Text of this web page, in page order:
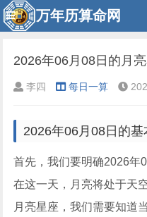
万年历算命网
2026年06月08日的月
李四 每日一算
2026年06月08日的基
首先，我们要明确2026年
在这一天，月亮将处于天
月亮星座，我们需要知道